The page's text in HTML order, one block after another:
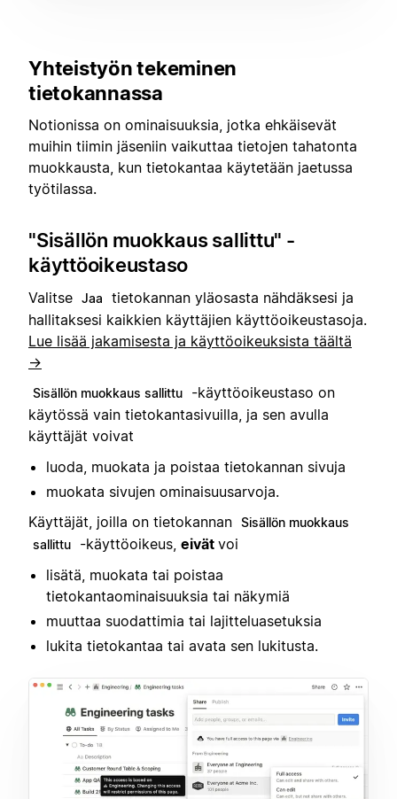
Yhteistyön tekeminen
tietokannassa
Notionissa on ominaisuuksia, jotka ehkäisevät
muihin tiimin jäseniin vaikuttaa tietojen tahatonta
muokkausta, kun tietokantaa käytetään jaetussa
työtilassa.
"Sisällön muokkaus sallittu" -
käyttöoikeustaso
Valitse Jaa
tietokannan yläosasta nähdäksesi ja
hallitaksesi kaikkien käyttäjien käyttöoikeustasoja.
Lue lisää jakamisesta ja käyttöoikeuksista täältä
→
Sisällön muokkaus sallittu
-käyttöoikeustaso on
käytössä vain tietokantasivuilla, ja sen avulla
käyttäjät voivat
luoda, muokata ja poistaa tietokannan sivuja
muokata sivujen ominaisuusarvoja.
Käyttäjät, joilla on tietokannan Sisällön muokkaus
sallittu
-käyttöoikeus, eivät voi
lisätä, muokata tai poistaa
tietokantaominaisuuksia tai näkymiä
muuttaa suodattimia tai lajitteluasetuksia
lukita tietokantaa tai avata sen lukitusta.